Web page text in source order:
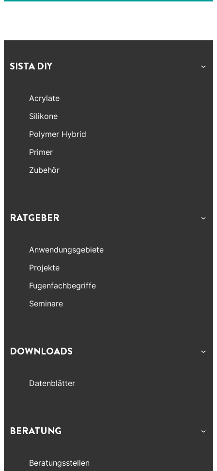
SISTA DIY
Acrylate
Silikone
Polymer Hybrid
Primer
Zubehör
RATGEBER
Anwendungsgebiete
Projekte
Fugenfachbegriffe
Seminare
DOWNLOADS
Datenblätter
BERATUNG
Beratungsstellen